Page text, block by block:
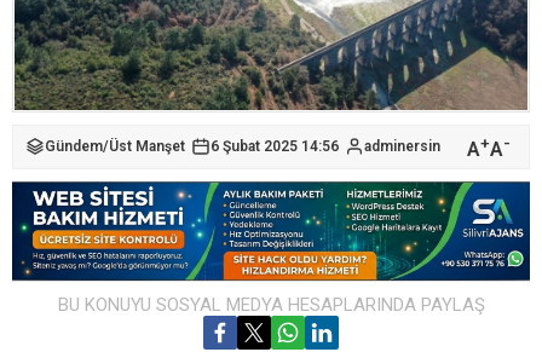
Gündem/Üst Manşet 6 Şubat 2025 14:56 adminersin A+A-
BU KONUYU SOSYAL MEDYA HESAPLARINDA PAYLAŞ